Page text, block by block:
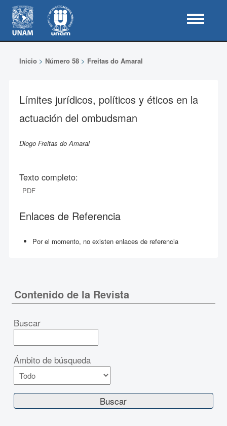
Inicio> Número 58> Freitas do Amaral
Límites jurídicos, políticos y éticos en la
actuación del ombudsman
Diogo Freitas do Amaral
Texto completo:
PDF
Enlaces de Referencia
Por el momento, no existen enlaces de referencia
Contenido de la Revista
Buscar
Ámbito de búsqueda